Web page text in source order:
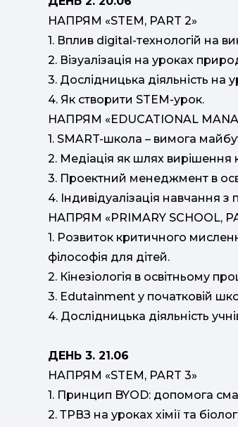
НАПРЯМ «STEM, PART 2»
1. Вплив digital-технологій на
2. Візуалізація на уроках
3. Дослідницька діяльність на
4. Як створити STEM-урок.
НАПРЯМ «EDUCATIONAL
1. SMART-школа – вимога
2. Медіація як шлях вирішення
3. Проектний менеджмент в
4. Індивідуалізація навчання з
НАПРЯМ «PRIMARY SCHOOL,
1. Розвиток критичного
філософія для дітей.
2. Кінезіологія в освітньому
3. Edutainment у початковій
4. Дослідницька діяльність
ДЕНЬ 3. 21.06
НАПРЯМ «STEM, PART 3»
1. Принцип BYOD: допомога
2. ТРВЗ на уроках хімії та